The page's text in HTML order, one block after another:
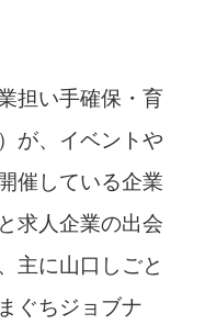
担い手確保・育
が、イベントや
催している企業
求人企業の出会
主に山口しごと
ぐちジョブナ